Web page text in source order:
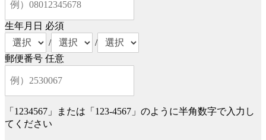
生年月日 必須
/
/
郵便番号 任意
「1234567」または「123-4567」のように半角数字で入力し
てください